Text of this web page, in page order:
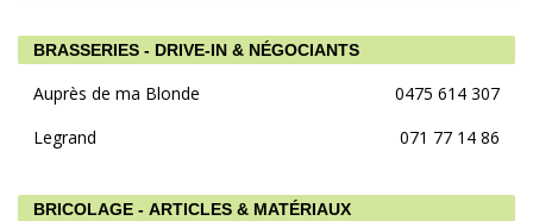
BRASSERIES - DRIVE-IN & NÉGOCIANTS
Auprès de ma Blonde
0475 614 307
Legrand
071 77 14 86
BRICOLAGE - ARTICLES & MATÉRIAUX